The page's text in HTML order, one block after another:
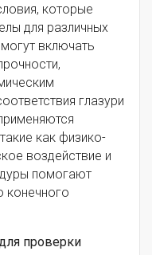
которые
для различных
включать
глазури
как физико-
воздействие и
помогают
конечного
проверки